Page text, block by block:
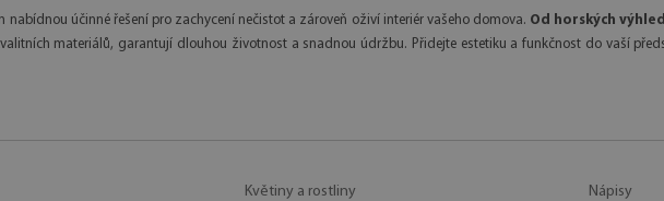
účinné řešení pro zachycení nečistot a zároveň oživí interiér vašeho domova. Od horských
materiálů, garantují dlouhou životnost a snadnou údržbu. Přidejte estetiku a funkčnost do vaší
Květiny a rostliny Nápisy